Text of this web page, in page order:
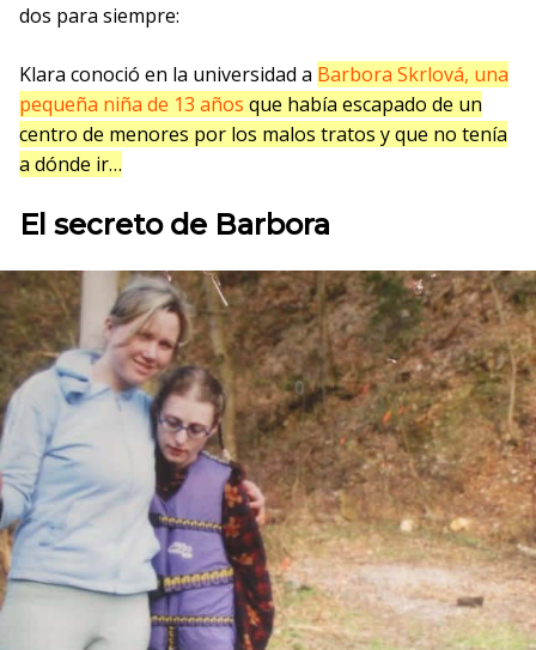
dos para siempre:
Klara conoció en la universidad a Barbora Skrlová, una
pequeña niña de 13 años que había escapado de un
centro de menores por los malos tratos y que no tenía
a dónde ir…
El secreto de Barbora